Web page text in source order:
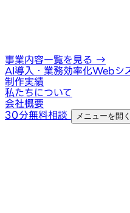
事業内容一覧を見る →
AI導入・業務効率化Webシ
制作実績
私たちについて
会社概要
30分無料相談
メニューを開く